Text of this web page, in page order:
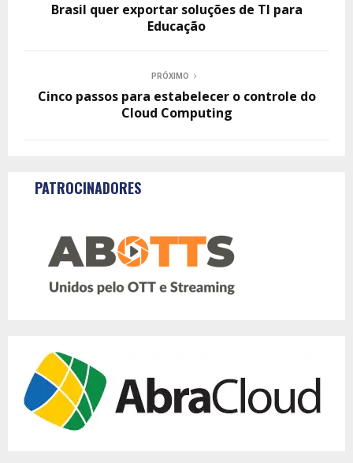
Brasil quer exportar soluções de TI para
Educação
PRÓXIMO
Cinco passos para estabelecer o controle do
Cloud Computing
PATROCINADORES